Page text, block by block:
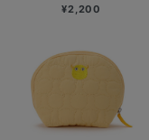
¥2,200